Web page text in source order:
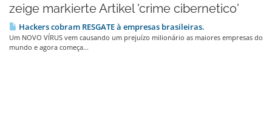
zeige markierte Artikel 'crime cibernetico'
Hackers cobram RESGATE à empresas brasileiras.
Um NOVO VÍRUS vem causando um prejuízo milionário as maiores empresas do
mundo e agora começa...